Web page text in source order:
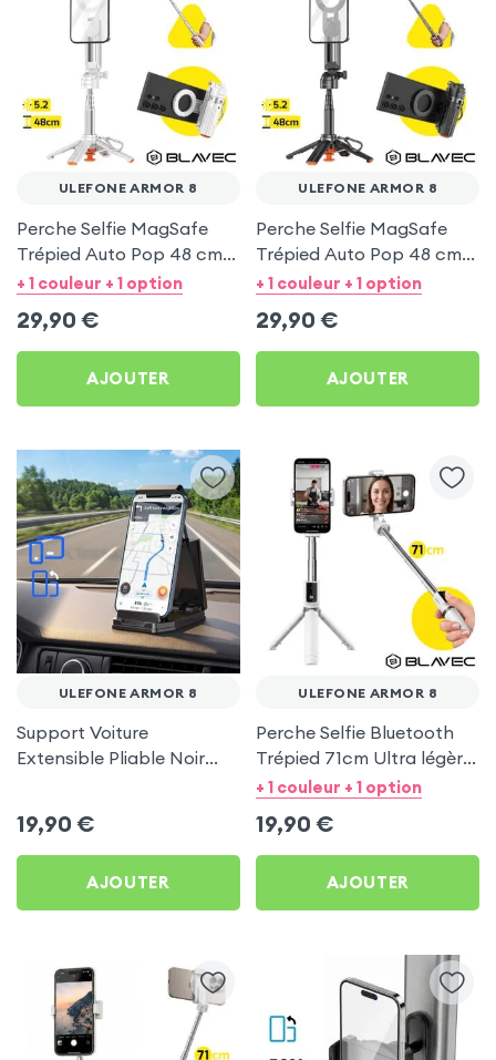
ULEFONE ARMOR 8
Perche Selfie MagSafe
Trépied Auto Pop 48 cm
Blanc pour Ulefone Armor
+ 1 couleur + 1 option
29,90 €
AJOUTER
ULEFONE ARMOR 8
Perche Selfie MagSafe
Trépied Auto Pop 48 cm
Noir pour Ulefone Armor 8
+ 1 couleur + 1 option
29,90 €
AJOUTER
ULEFONE ARMOR 8
Support Voiture
Extensible Pliable Noir
19,90 €
AJOUTER
ULEFONE ARMOR 8
Perche Selfie Bluetooth
Trépied 71cm Ultra légère
Blanc pour Ulefone Armor
+ 1 couleur + 1 option
19,90 €
AJOUTER